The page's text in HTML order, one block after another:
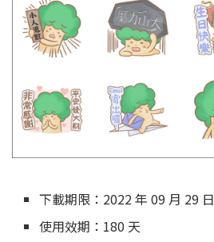
下載期限：2022 年 09 月 29 日
使用效期：180 天